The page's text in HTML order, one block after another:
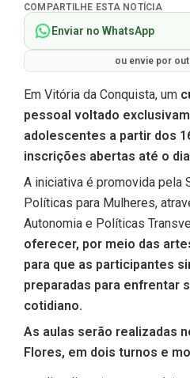
COMPARTILHE ESTA NOTÍCIA
Enviar no WhatsApp
ou envie por
Em Vitória da Conquista, um
pessoal voltado
adolescentes a partir dos
inscrições abertas até o
A iniciativa é promovida pela
Políticas para Mulheres,
Autonomia e Políticas
oferecer, por meio das
para que as participantes
preparadas para enfrentar
cotidiano.
As aulas serão realizadas
Flores, em dois turnos e